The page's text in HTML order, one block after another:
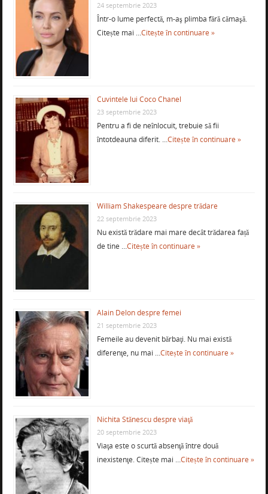
24 septembrie 2023
Într-o lume perfectă, m-aş plimba fără cămaşă.
Citește mai …Citește în continuare »
Cuvintele lui Coco Chanel
23 septembrie 2023
Pentru a fi de neînlocuit, trebuie să fii
întotdeauna diferit. …Citește în continuare »
William Shakespeare despre trădare
22 septembrie 2023
Nu există trădare mai mare decât trădarea față
de tine …Citește în continuare »
Alain Delon despre femei
21 septembrie 2023
Femeile au devenit bărbaţi. Nu mai există
diferenţe, nu mai …Citește în continuare »
Nichita Stănescu despre viaţă
20 septembrie 2023
Viaţa este o scurtă absenţă între două
inexistenţe. Citește mai …Citește în continuare »